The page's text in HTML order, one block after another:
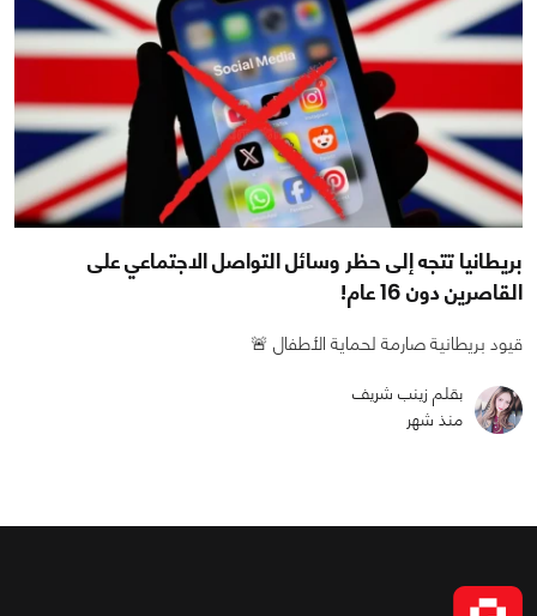
بريطانيا تتجه إلى حظر وسائل التواصل الاجتماعي على
القاصرين دون 16 عام!
قيود بريطانية صارمة لحماية الأطفال 🚨
بقلم زينب شريف
منذ شهر